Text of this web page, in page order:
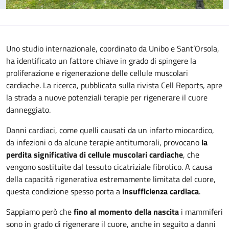
Uno studio internazionale, coordinato da Unibo e Sant’Orsola,
ha identificato un fattore chiave in grado di spingere la
proliferazione e rigenerazione delle cellule muscolari
cardiache. La ricerca, pubblicata sulla rivista Cell Reports, apre
la strada a nuove potenziali terapie per rigenerare il cuore
danneggiato.
Danni cardiaci, come quelli causati da un infarto miocardico,
da infezioni o da alcune terapie antitumorali, provocano la
perdita significativa di cellule muscolari cardiache, che
vengono sostituite dal tessuto cicatriziale fibrotico. A causa
della capacità rigenerativa estremamente limitata del cuore,
questa condizione spesso porta a insufficienza cardiaca.
Sappiamo però chefino al momento della nascita i mammiferi
sono in grado di rigenerare il cuore, anche in seguito a danni